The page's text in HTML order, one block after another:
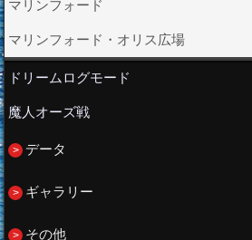
マリンフォード
マリンフォード・オリス広場
ドリームログモード
魔人オーズ戦
データ
ギャラリー
その他